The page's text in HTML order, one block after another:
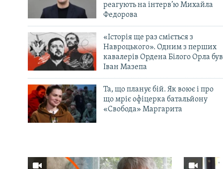
реагують на інтерв’ю Михайла
Федорова
«Історія ще раз сміється з
Навроцького». Одним з перших
кавалерів Ордена Білого Орла був
Іван Мазепа
Та, що планує бій. Як воює і про
що мріє офіцерка батальйону
«Свобода» Маргарита